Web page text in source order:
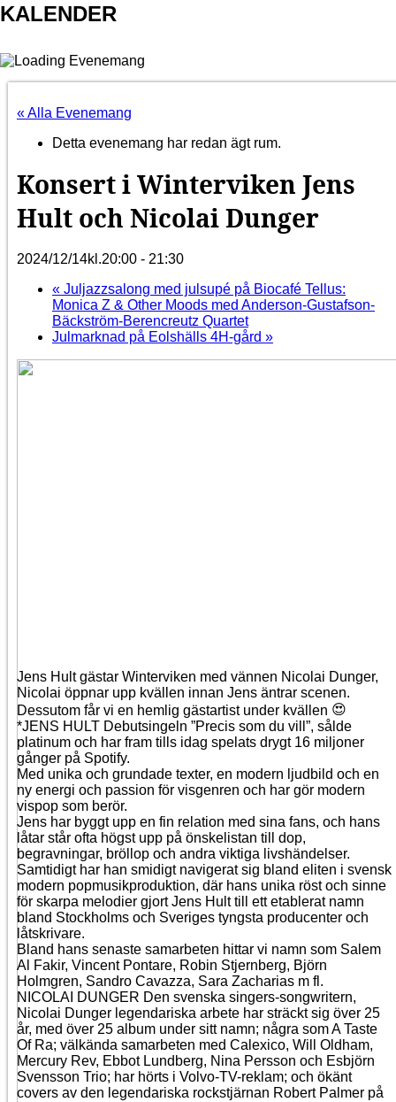
HÖKARÄNGEN
SVEDMYRA (DEL AV)
KALENDER
« Alla Evenemang
Detta evenemang har redan ägt rum.
Konsert i Winterviken Jens
Hult och Nicolai Dunger
2024/12/14kl.20:00- 21:30
«Juljazzsalong med julsupé på Biocafé Tellus:
Monica Z & Other Moods med Anderson-Gustafson-
Bäckström-Berencreutz Quartet
Julmarknad på Eolshälls 4H-gård »
Jens Hult gästar Winterviken med vännen Nicolai Dunger,
Nicolai öppnar upp kvällen innan Jens äntrar scenen.
Dessutom får vi en hemlig gästartist under kvällen
*JENS HULT Debutsingeln ”Precis som du vill”, sålde
platinum och har fram tills idag spelats drygt 16 miljoner
gånger på Spotify.
Med unika och grundade texter, en modern ljudbild och en
ny energi och passion för visgenren och har gör modern
vispop som berör.
Jens har byggt upp en fin relation med sina fans, och hans
låtar står ofta högst upp på önskelistan till dop,
begravningar, bröllop och andra viktiga livshändelser.
Samtidigt har han smidigt navigerat sig bland eliten i svensk
modern popmusikproduktion, där hans unika röst och sinne
för skarpa melodier gjort Jens Hult till ett etablerat namn
bland Stockholms och Sveriges tyngsta producenter och
låtskrivare.
Bland hans senaste samarbeten hittar vi namn som Salem
Al Fakir, Vincent Pontare, Robin Stjernberg, Björn
Holmgren, Sandro Cavazza, Sara Zacharias m fl.
NICOLAI DUNGER Den svenska singers-songwritern,
Nicolai Dunger legendariska arbete har sträckt sig över 25
år, med över 25 album under sitt namn; några som A Taste
Of Ra; välkända samarbeten med Calexico, Will Oldham,
Mercury Rev, Ebbot Lundberg, Nina Persson och Esbjörn
Svensson Trio; har hörts i Volvo-TV-reklam; och ökänt
covers av den legendariska rockstjärnan Robert Palmer på